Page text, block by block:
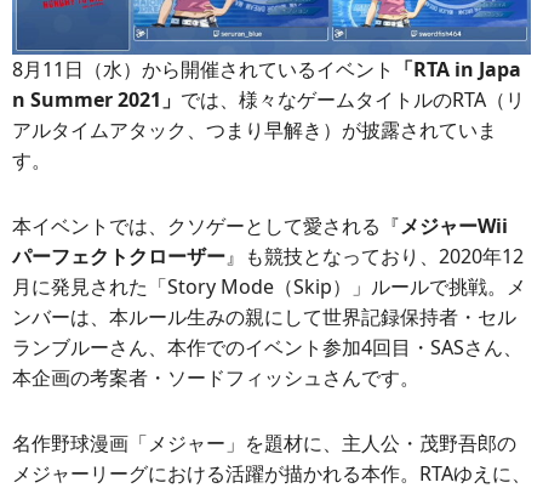
8月11日（水）から開催されているイベント 「RTA in Japa
n Summer 2021」 では、様々なゲームタイトルのRTA（リ
アルタイムアタック、つまり早解き）が披露されていま
す。
本イベントでは、クソゲーとして愛される『メジャーWii
パーフェクトクローザー』も競技となっており、2020年12
月に発見された「Story Mode（Skip）」ルールで挑戦。メ
ンバーは、本ルール生みの親にして世界記録保持者・セル
ランブルーさん、本作でのイベント参加4回目・SASさん、
本企画の考案者・ソードフィッシュさんです。
名作野球漫画「メジャー」を題材に、主人公・茂野吾郎の
メジャーリーグにおける活躍が描かれる本作。RTAゆえに、